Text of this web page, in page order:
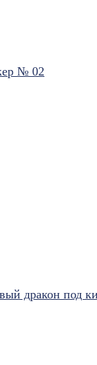
№ 02
дракон под